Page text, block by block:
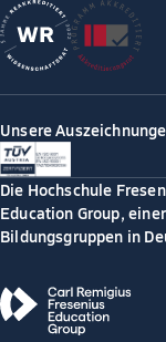
Unsere
Die Hochschule
Education Group,
Bildungsgruppen in